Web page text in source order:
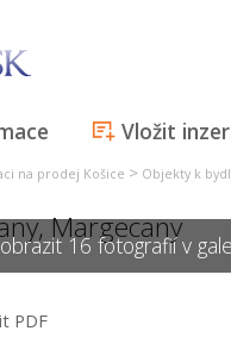
Vložit
na prodej Košice > Objekty k
,Margecany
16 fotografií v
PDF